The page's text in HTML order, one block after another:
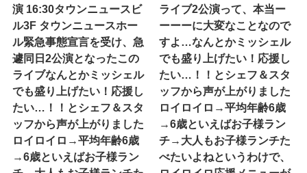
演 16:30タウンニュースビ
ル3F タウンニュースホー
ル緊急事態宣言を受け、急
遽同日2公演となったこの
ライブなんとかミッシェル
でも盛り上げたい！応援し
たい…！！とシェフ＆スタ
ッフから声が上がりました
ロイロイロ→平均年齢6歳
→6歳といえばお子様ラン
ライブ2公演って、本当ー
ーーーに大変なことなので
すよ…なんとかミッシェル
でも盛り上げたい！応援し
たい…！！とシェフ＆スタ
ッフから声が上がりました
ロイロイロ→平均年齢6歳
→6歳といえばお子様ラン
チ→大人もお子様ランチた
べたいよね︎というわけで、